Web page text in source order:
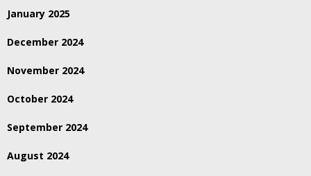
January 2025
December 2024
November 2024
October 2024
September 2024
August 2024